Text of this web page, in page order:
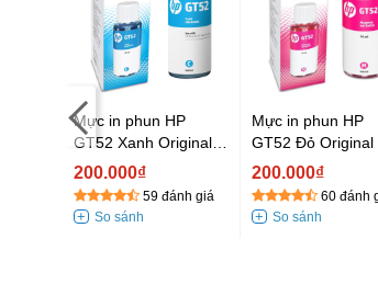
MFCB77xx)
Mực in phun HP
GT52 Xanh Original
Ink Bottle_M0H54AA
(dành cho HP Ink
Tank 115. 315. 415)
200.000₫
59 đánh giá
Mực in phun HP
GT52 Đỏ Original
Bottle_M0H55AA
(dành cho HP Ink
Tank 115. 315.
200.000₫
60 đánh